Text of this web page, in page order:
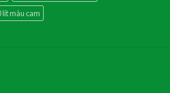
lít màu cam